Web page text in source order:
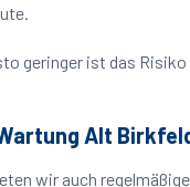
geringer ist das
Alt
wir auch